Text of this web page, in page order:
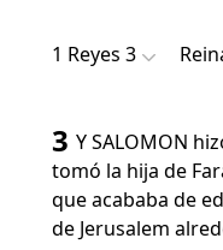
1 Reyes 3
3 Y SALOMON
tomó la hija de
que acababa de
de Jerusalem